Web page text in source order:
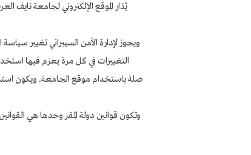
يُدَار الموقع الإلكتروني لجامعة نايف
ويجوز لإدارة الأمن السيبراني تغيير
التغييرات في كل مرة يعزم فيها
صلة باستخدام موقع الجامعة. ويكون
وتكون قوانين دولة المقر وحدها هي